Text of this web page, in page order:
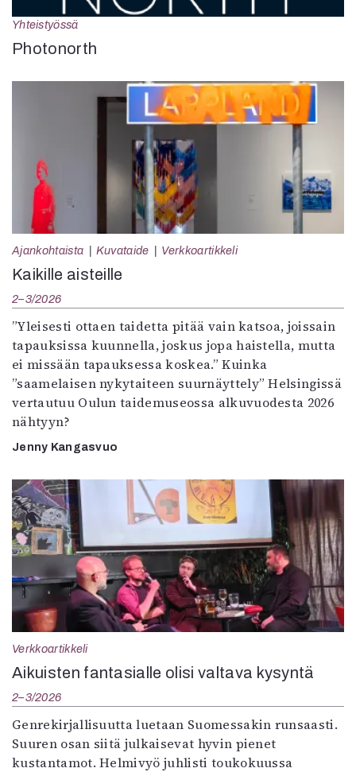
Yhteistyössä
Photonorth
Ajankohtaista Kuvataide Verkkoartikkeli
Kaikille aisteille
2–3/2026
”Yleisesti ottaen taidetta pitää vain katsoa, joissain
tapauksissa kuunnella, joskus jopa haistella, mutta
ei missään tapauksessa koskea.” Kuinka
”saamelaisen nykytaiteen suurnäyttely” Helsingissä
vertautuu Oulun taidemuseossa alkuvuodesta 2026
nähtyyn?
Jenny Kangasvuo
Verkkoartikkeli
Aikuisten fantasialle olisi valtava kysyntä
2–3/2026
Genrekirjallisuutta luetaan Suomessakin runsaasti.
Suuren osan siitä julkaisevat hyvin pienet
kustantamot. Helmivyö juhlisti toukokuussa